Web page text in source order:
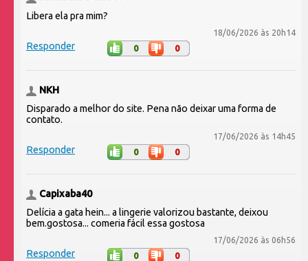
Libera ela pra mim?
18/06/2026 às 20h14
Responder 0 0
NKH
Disparado a melhor do site. Pena não deixar uma forma de
contato.
17/06/2026 às 14h45
Responder 0 0
Capixaba40
Delícia a gata hein... a lingerie valorizou bastante, deixou
bem.gostosa... comeria fácil essa gostosa
17/06/2026 às 06h56
Responder 0 0